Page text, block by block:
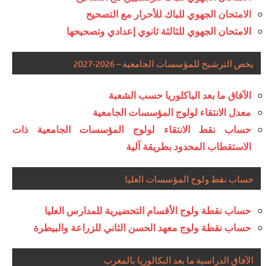
الامتحان الجهوي للباك للأحرار مع التصحيح
الامتحان الجهوي للثالثة ثانوي إعدادي وتصحيحها
يخص الترشيح للمؤسسات الجامعية – 2026-2027
الآفاق ما بعد الباكلوريا حسب الشعبة
معدل الانتقاء لولوج المؤسسات الجامعية
حساب نقط الانتقاء لولوج المؤسسات الجامعية ذات
الاستقطاب المحدود بطريقة آلية
حساب نقط ولوج المؤسسات العليا
حساب نقطة ولوج الأقسام التحضيرية للمدارس العليا
حساب نقطة ولوج معهد الحسن الثاني للزراعة والبيطرة
الآفاق الدراسية ما بعد البكالوريا بالمغرب